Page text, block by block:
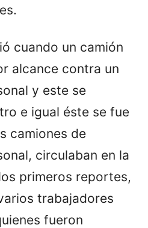
cuando un camión
alcance contra un
y este se
e igual éste se fue
camiones de
circulaban en la
primeros reportes,
trabajadores
fueron